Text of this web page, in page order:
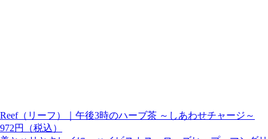
Reef（リーフ）｜午後3時のハーブ茶 ～しあわせチャージ～
972円（税込）